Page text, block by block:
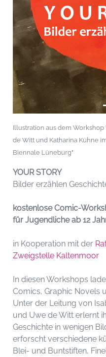
Illustration aus dem
de Witt und Katharina Kühne
Biennale Lüneburg"
YOUR STORY
Bilder erzählen
kostenlose Comic-
für Jugendliche ab 12
in Kooperation mit der
Zweigstelle Kaltenmoor
In diesen Workshops
Comics, Graphic Novels
Unter der Leitung von
und Uwe de Witt erlernt
Geschichte in wenigen
erforscht verschiedene
Blei- und Buntstiften,